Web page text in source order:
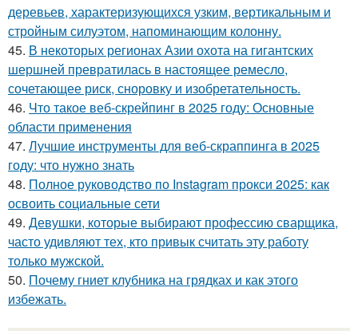
деревьев, характеризующихся узким, вертикальным и
стройным силуэтом, напоминающим колонну.
45. В некоторых регионах Азии охота на гигантских
шершней превратилась в настоящее ремесло,
сочетающее риск, сноровку и изобретательность.
46. Что такое веб-скрейпинг в 2025 году: Основные
области применения
47. Лучшие инструменты для веб-скраппинга в 2025
году: что нужно знать
48. Полное руководство по Instagram прокси 2025: как
освоить социальные сети
49. Девушки, которые выбирают профессию сварщика,
часто удивляют тех, кто привык считать эту работу
только мужской.
50. Почему гниет клубника на грядках и как этого
избежать.